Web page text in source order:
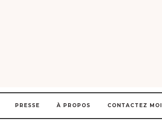
PRESSE À PROPOS CONTACTEZ MOI